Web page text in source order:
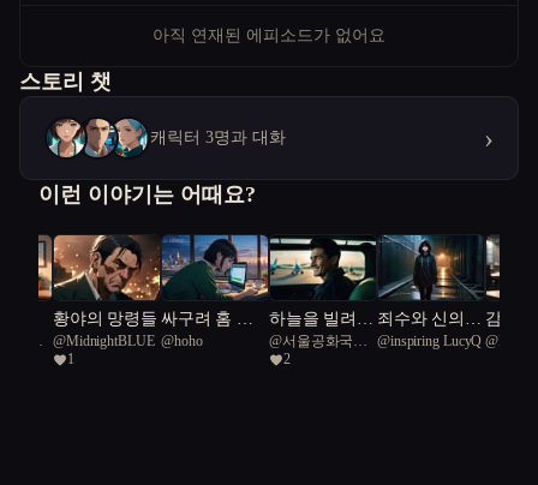
아직 연재된 에피소드가 없어요
스토리 챗
캐릭터 3명과 대화 ›
이런 이야기는 어때요?
국일
황야의 망령들
@MidnightBLUE
1
싸구려 홈 시
스템을 쓰다
@hoho
하늘을 빌려준
하루
@서울공화국일
급시민
2
죄수와 신의
경계에서
@inspiring LucyQ
감시
이 지
@